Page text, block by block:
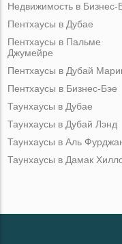
Недвижимость в Бизнес-
Пентхаусы в Дубае
Пентхаусы в Пальме
Джумейре
Пентхаусы в Дубай
Пентхаусы в Бизнес-Бэе
Таунхаусы в Дубае
Таунхаусы в Дубай Лэнд
Таунхаусы в Аль
Таунхаусы в Дамак